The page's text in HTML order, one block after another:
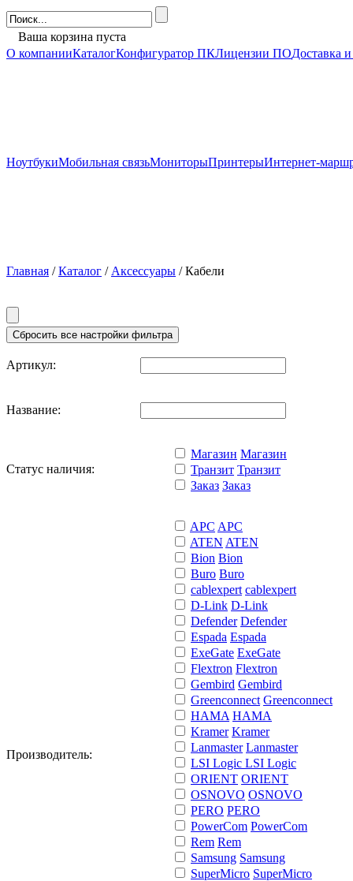
Ваша корзина пуста
О компанииКаталогКонфигуратор ПКЛицензии ПОДоставка
НоутбукиМобильная связьМониторыПринтерыИнтернет-
Главная /Каталог / Аксессуары / Кабели
Артикул:
Название:
Статус наличия:
Магазин Магазин
Транзит Транзит
Заказ Заказ
Производитель:
APC APC
ATEN ATEN
Bion Bion
Buro Buro
cablexpert cablexpert
D-Link D-Link
Defender Defender
Espada Espada
ExeGate ExeGate
Flextron Flextron
Gembird Gembird
Greenconnect Greenconnect
HAMA HAMA
Kramer Kramer
Lanmaster Lanmaster
LSI Logic LSI Logic
ORIENT ORIENT
OSNOVO OSNOVO
PERO PERO
PowerCom PowerCom
Rem Rem
Samsung Samsung
SuperMicro SuperMicro